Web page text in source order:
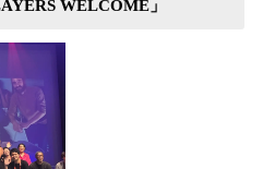
WELCOME」